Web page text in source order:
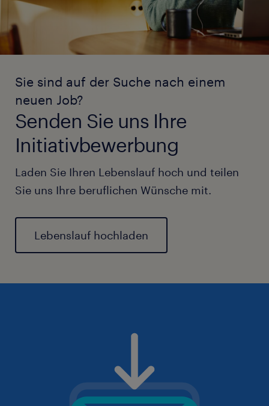
Sie sind auf der Suche nach einem
neuen Job?
Senden Sie uns Ihre
Initiativbewerbung
Laden Sie Ihren Lebenslauf hoch und teilen
Sie uns Ihre beruflichen Wünsche mit.
Lebenslauf hochladen